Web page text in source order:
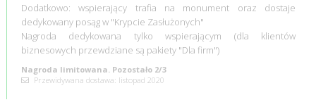
Dodatkowo: wspierający trafia na monument oraz dostaje
dedykowany posąg w "Krypcie Zasłużonych"
Nagroda dedykowana tylko wspierającym (dla klientów
biznesowych przewdziane są pakiety "Dla firm")
Nagroda limitowana. Pozostało 2/3
Przewidywana dostawa: listopad 2020